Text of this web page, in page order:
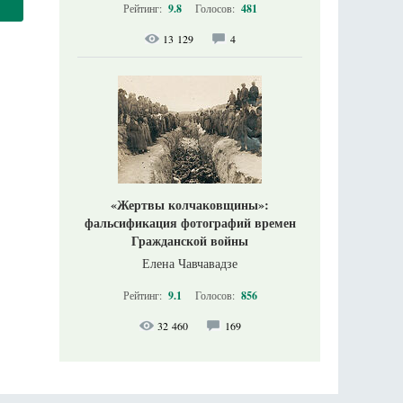
Рейтинг: 9.8 Голосов: 481
13 129 4
«Жертвы колчаковщины»:
фальсификация фотографий времен
Гражданской войны
Елена Чавчавадзе
Рейтинг: 9.1 Голосов: 856
32 460 169